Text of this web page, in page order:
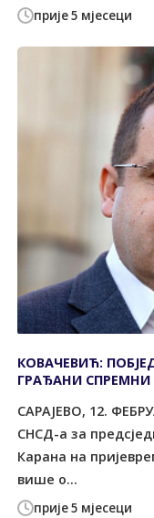
прије 5 мјесеци
прије 5 мјесеци
КОВАЧЕВИЋ:
ГРАЂАНИ СПРЕМНИ
САРАЈЕВО, 12.
СНСД-а за
Карана на
више о...